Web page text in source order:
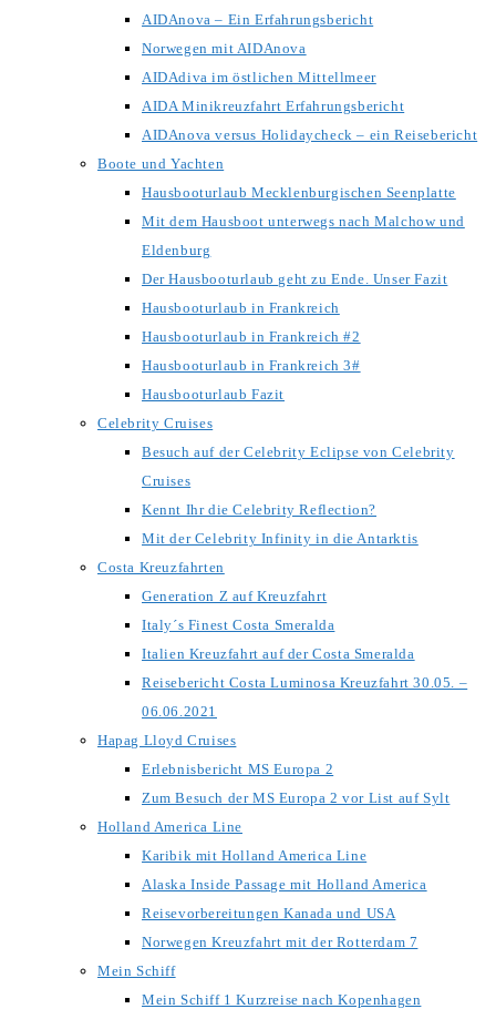
AIDAnova – Ein Erfahrungsbericht
Norwegen mit AIDAnova
AIDAdiva im östlichen Mittellmeer
AIDA Minikreuzfahrt Erfahrungsbericht
AIDAnova versus Holidaycheck – ein Reisebericht
Boote und Yachten
Hausbooturlaub Mecklenburgischen Seenplatte
Mit dem Hausboot unterwegs nach Malchow und
Eldenburg
Der Hausbooturlaub geht zu Ende. Unser Fazit
Hausbooturlaub in Frankreich
Hausbooturlaub in Frankreich #2
Hausbooturlaub in Frankreich 3#
Hausbooturlaub Fazit
Celebrity Cruises
Besuch auf der Celebrity Eclipse von Celebrity
Cruises
Kennt Ihr die Celebrity Reflection?
Mit der Celebrity Infinity in die Antarktis
Costa Kreuzfahrten
Generation Z auf Kreuzfahrt
Italy´s Finest Costa Smeralda
Italien Kreuzfahrt auf der Costa Smeralda
Reisebericht Costa Luminosa Kreuzfahrt 30.05. –
06.06.2021
Hapag Lloyd Cruises
Erlebnisbericht MS Europa 2
Zum Besuch der MS Europa 2 vor List auf Sylt
Holland America Line
Karibik mit Holland America Line
Alaska Inside Passage mit Holland America
Reisevorbereitungen Kanada und USA
Norwegen Kreuzfahrt mit der Rotterdam 7
Mein Schiff
Mein Schiff 1 Kurzreise nach Kopenhagen